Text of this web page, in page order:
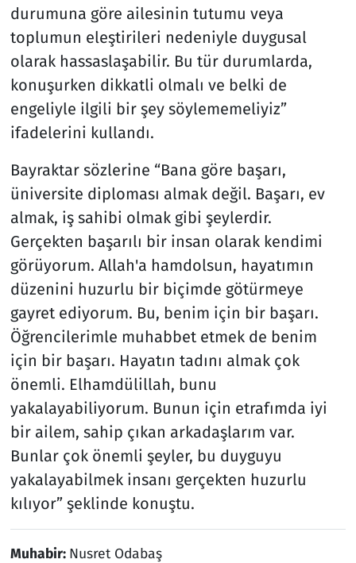
durumuna göre ailesinin tutumu veya
toplumun eleştirileri nedeniyle duygusal
olarak hassaslaşabilir. Bu tür durumlarda,
konuşurken dikkatli olmalı ve belki de
engeliyle ilgili bir şey söylememeliyiz”
ifadelerini kullandı.
Bayraktar sözlerine “Bana göre başarı,
üniversite diploması almak değil. Başarı, ev
almak, iş sahibi olmak gibi şeylerdir.
Gerçekten başarılı bir insan olarak kendimi
görüyorum. Allah'a hamdolsun, hayatımın
düzenini huzurlu bir biçimde götürmeye
gayret ediyorum. Bu, benim için bir başarı.
Öğrencilerimle muhabbet etmek de benim
için bir başarı. Hayatın tadını almak çok
önemli. Elhamdülillah, bunu
yakalayabiliyorum. Bunun için etrafımda iyi
bir ailem, sahip çıkan arkadaşlarım var.
Bunlar çok önemli şeyler, bu duyguyu
yakalayabilmek insanı gerçekten huzurlu
kılıyor” şeklinde konuştu.
Muhabir: Nusret Odabaş